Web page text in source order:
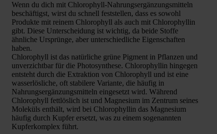
Wenn du dich mit Chlorophyll-Nahrungsergänzungsmitteln
beschäftigst, wirst du schnell feststellen, dass es sowohl
Produkte mit reinem Chlorophyll als auch mit Chlorophyllin
gibt. Diese Unterscheidung ist wichtig, da beide Stoffe
ähnliche Ursprünge, aber unterschiedliche Eigenschaften
haben.
Chlorophyll ist das natürliche grüne Pigment in Pflanzen und
unverzichtbar für die Photosynthese. Chlorophyllin hingegen
entsteht durch die Extraktion von Chlorophyll und ist eine
wasserlösliche, oft stabilere Variante, die häufig in
Nahrungsergänzungsmitteln eingesetzt wird. Während
Chlorophyll fettlöslich ist und Magnesium im Zentrum seines
Moleküls enthält, wird bei Chlorophyllin das Magnesium
häufig durch Kupfer ersetzt, was zu einem sogenannten
Kupferkomplex führt.